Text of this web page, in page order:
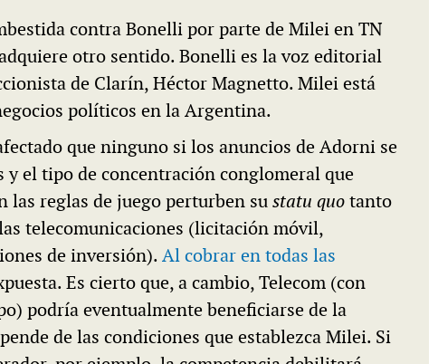
contra Bonelli por parte de Milei en TN
otro sentido. Bonelli es la voz editorial
de Clarín, Héctor Magnetto. Milei está
políticos en la Argentina.
que ninguno si los anuncios de Adorni se
y el tipo de concentración conglomeral que
las reglas de juego perturben sustatu quotanto
telecomunicaciones (licitación móvil,
de inversión).Al cobrar en todas las
Es cierto que, a cambio, Telecom (con
podría eventualmente beneficiarse de la
de las condiciones que establezca Milei. Si